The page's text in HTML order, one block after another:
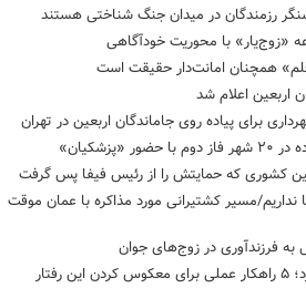
رزمندگان در میدان جنگ شناختی هستند
«زوج‌یار» با محوریت خودآگاهی
همچنان امانت‌دار حقیقت است
اربعین اعلام شد
برای پیاده روی جاماندگان اربعین در تهران
کشوری که حمایتش را از رئیس فیفا پس گرفت
نداریم/مسیر کشتیرانی مورد مذاکره با عمان موقت
فرزندآوری در زوج‌های جوان